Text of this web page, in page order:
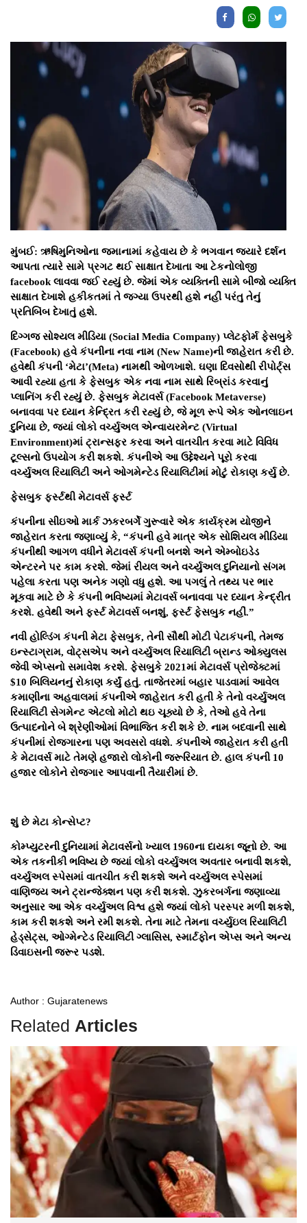
મુંબઈ: ઋષિમુનિઓના જમાનામાં કહેવાય છે કે ભગવાન જ્યારે દર્શન
આપતા ત્યારે સામે પ્રગટ થઈ સાક્ષાત દેખાતા આ ટેકનોલોજી
facebook લાવવા જઈ રહ્યું છે. જેમાં એક વ્યક્તિની સામે બીજો વ્યક્તિ
સાક્ષાત દેખાશે હકીકતમાં તે જગ્યા ઉપરથી હશે નહીં પરંતુ તેનું
પ્રતિબિંબ દેખાતું હશે.
દિગ્ગજ સોશ્યલ મીડિયા (Social Media Company) પ્લેટફોર્મ ફેસબુકે
(Facebook) હવે કંપનીના નવા નામ (New Name)ની જાહેરાત કરી છે.
હવેથી કંપની ‘મેટા’(Meta) નામથી ઓળખાશે. ઘણા દિવસોથી રીપોર્ટ્સ
આવી રહ્યા હતા કે ફેસબુક એક નવા નામ સાથે રિબ્રાંડ કરવાનું
પ્લાનિંગ કરી રહ્યું છે. ફેસબુક મેટાવર્સ (Facebook Metaverse)
બનાવવા પર ધ્યાન કેન્દ્રિત કરી રહ્યું છે, જે મૂળ રૂપે એક ઓનલાઇન
દુનિયા છે, જ્યાં લોકો વર્ચ્યુઅલ એન્વાયરમેન્ટ (Virtual
Environment)માં ટ્રાન્સફર કરવા અને વાતચીત કરવા માટે વિવિધ
ટૂલ્સનો ઉપયોગ કરી શકશે. કંપનીએ આ ઉદ્દેશ્યને પૂરો કરવા
વર્ચ્યુઅલ રિયાલિટી અને ઓગમેન્ટેડ રિયાલિટીમાં મોટું રોકાણ કર્યુ છે.
ફેસબુક ફર્સ્ટથી મેટાવર્સ ફર્સ્ટ
કંપનીના સીઇઓ માર્ક ઝકરબર્ગે ગુરૂવારે એક કાર્યક્રમ યોજીને
જાહેરાત કરતા જણાવ્યું કે, “કંપની હવે માત્ર એક સોશિયલ મીડિયા
કંપનીથી આગળ વધીને મેટાવર્સ કંપની બનશે અને એમ્બોઇડેડ
એન્ટરને પર કામ કરશે. જેમાં રીયલ અને વર્ચ્યુઅલ દુનિયાનો સંગમ
પહેલા કરતા પણ અનેક ગણો વધુ હશે. આ પગલું તે તથ્ય પર ભાર
મૂકવા માટે છે કે કંપની ભવિષ્યમાં મેટાવર્સ બનાવવા પર ધ્યાન કેન્દ્રીત
કરશે. હવેથી અને ફર્સ્ટ મેટાવર્સ બનશું, ફર્સ્ટ ફેસબુક નહીં.”
નવી હોલ્ડિંગ કંપની મેટા ફેસબુક, તેની સૌથી મોટી પેટાકંપની, તેમજ
ઇન્સ્ટાગ્રામ, વોટ્સએપ અને વર્ચ્યુઅલ રિયાલિટી બ્રાન્ડ ઓક્યુલસ
જેવી એપ્સનો સમાવેશ કરશે. ફેસબુકે 2021માં મેટાવર્સ પ્રોજેક્ટમાં
$10 બિલિયનનું રોકાણ કર્યું હતું. તાજેતરમાં બહાર પાડવામાં આવેલ
કમાણીના અહવાલમાં કંપનીએ જાહેરાત કરી હતી કે તેનો વર્ચ્યુઅલ
રિયાલિટી સેગમેન્ટ એટલો મોટો થઇ ચૂક્યો છે કે, તેઓ હવે તેના
ઉત્પાદનોને બે શ્રેણીઓમાં વિભાજિત કરી શકે છે. નામ બદવાની સાથે
કંપનીમાં રોજગારના પણ અવસરો વધશે. કંપનીએ જાહેરાત કરી હતી
કે મેટાવર્સ માટે તેમણે હજારો લોકોની જરૂરિયાત છે. હાલ કંપની 10
હજાર લોકોને રોજગાર આપવાની તૈયારીમાં છે.
શું છે મેટા કોન્સેપ્ટ?
કોમ્પ્યુટરની દુનિયામાં મેટાવર્સનો ખ્યાલ 1960ના દાયકા જૂનો છે. આ
એક તકનીકી ભવિષ્ય છે જ્યાં લોકો વર્ચ્યુઅલ અવતાર બનાવી શકશે,
વર્ચ્યુઅલ સ્પેસમાં વાતચીત કરી શકશે અને વર્ચ્યુઅલ સ્પેસમાં
વાણિજ્ય અને ટ્રાન્જેક્શન પણ કરી શકશે. ઝુકરબર્ગના જણાવ્યા
અનુસાર આ એક વર્ચ્યુઅલ વિશ્વ હશે જ્યાં લોકો પરસ્પર મળી શકશે,
કામ કરી શકશે અને રમી શકશે. તેના માટે તેમના વર્ચ્યુઇલ રિયાલિટી
હેડ્સેટ્સ, ઓગ્મેન્ટેડ રિયાલિટી ગ્લાસિસ, સ્માર્ટફોન એપ્સ અને અન્ય
ડિવાઇસની જરૂર પડશે.
Author : Gujaratenews
Related Articles